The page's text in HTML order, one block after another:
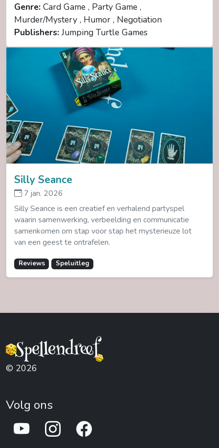
Genre: Card Game , Party Game ,
Murder/Mystery , Humor , Negotiation
Publishers:Jumping Turtle Games
Silly Seance
7 jan. 2026
Silly Seance is een creatief en verhalend partyspel
waarin samenwerking, verbeelding en communicatie
samenkomen om stap voor stap het mysterieuze lot
van een geest te ontrafelen.
Reviews Speluitleg
© 2026
Volg ons